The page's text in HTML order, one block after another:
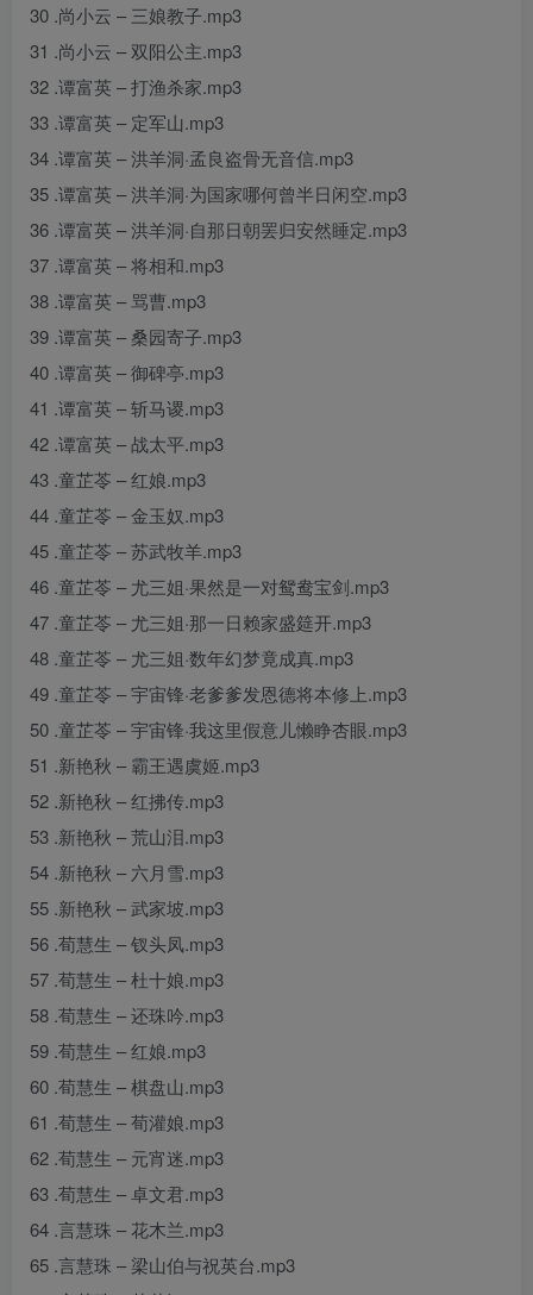
30 .尚小云 – 三娘教子.mp3
31 .尚小云 – 双阳公主.mp3
32 .谭富英 – 打渔杀家.mp3
33 .谭富英 – 定军山.mp3
34 .谭富英 – 洪羊洞·孟良盗骨无音信.mp3
35 .谭富英 – 洪羊洞·为国家哪何曾半日闲空.mp3
36 .谭富英 – 洪羊洞·自那日朝罢归安然睡定.mp3
37 .谭富英 – 将相和.mp3
38 .谭富英 – 骂曹.mp3
39 .谭富英 – 桑园寄子.mp3
40 .谭富英 – 御碑亭.mp3
41 .谭富英 – 斩马谡.mp3
42 .谭富英 – 战太平.mp3
43 .童芷苓 – 红娘.mp3
44 .童芷苓 – 金玉奴.mp3
45 .童芷苓 – 苏武牧羊.mp3
46 .童芷苓 – 尤三姐·果然是一对鸳鸯宝剑.mp3
47 .童芷苓 – 尤三姐·那一日赖家盛筵开.mp3
48 .童芷苓 – 尤三姐·数年幻梦竟成真.mp3
49 .童芷苓 – 宇宙锋·老爹爹发恩德将本修上.mp3
50 .童芷苓 – 宇宙锋·我这里假意儿懒睁杏眼.mp3
51 .新艳秋 – 霸王遇虞姬.mp3
52 .新艳秋 – 红拂传.mp3
53 .新艳秋 – 荒山泪.mp3
54 .新艳秋 – 六月雪.mp3
55 .新艳秋 – 武家坡.mp3
56 .荀慧生 – 钗头凤.mp3
57 .荀慧生 – 杜十娘.mp3
58 .荀慧生 – 还珠吟.mp3
59 .荀慧生 – 红娘.mp3
60 .荀慧生 – 棋盘山.mp3
61 .荀慧生 – 荀灌娘.mp3
62 .荀慧生 – 元宵迷.mp3
63 .荀慧生 – 卓文君.mp3
64 .言慧珠 – 花木兰.mp3
65 .言慧珠 – 梁山伯与祝英台.mp3